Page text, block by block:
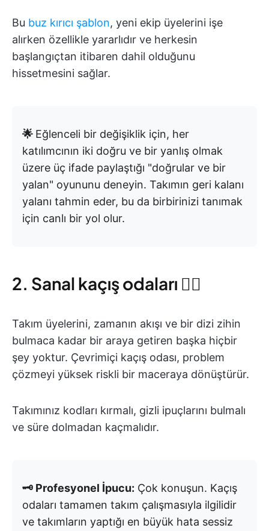
Bu buz kırıcı şablon, yeni ekip üyelerini işe
alırken özellikle yararlıdır ve herkesin
başlangıçtan itibaren dahil olduğunu
hissetmesini sağlar.
🌟 Eğlenceli bir değişiklik için, her
katılımcının iki doğru ve bir yanlış olmak
üzere üç ifade paylaştığı "doğrular ve bir
yalan" oyununu deneyin. Takımın geri kalanı
yalanı tahmin eder, bu da birbirinizi tanımak
için canlı bir yol olur.
2. Sanal kaçış odaları 🕵️‍♂️
Takım üyelerini, zamanın akışı ve bir dizi zihin
bulmaca kadar bir araya getiren başka hiçbir
şey yoktur. Çevrimiçi kaçış odası, problem
çözmeyi yüksek riskli bir maceraya dönüştürür.
Takımınız kodları kırmalı, gizli ipuçlarını bulmalı
ve süre dolmadan kaçmalıdır.
🗝️ Profesyonel İpucu: Çok konuşun. Kaçış
odaları tamamen takım çalışmasıyla ilgilidir
ve takımların yaptığı en büyük hata sessiz